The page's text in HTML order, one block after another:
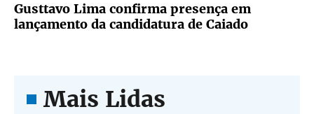
Gusttavo Lima confirma presença em
lançamento da candidatura de Caiado
Mais Lidas